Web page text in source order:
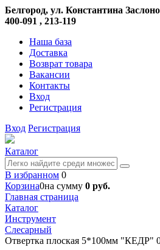
Белгород, ул. Константина
400-091 , 213-119
Наша база
Доставка
Возврат товара
Вакансии
Контакты
Вход
Регистрация
Вход Регистрация
Каталог
В избранном 0
Корзина0на сумму 0 руб.
Главная страница
Каталог
Инструмент
Слесарный
Отвертка плоская 5*100мм "КЕДР"